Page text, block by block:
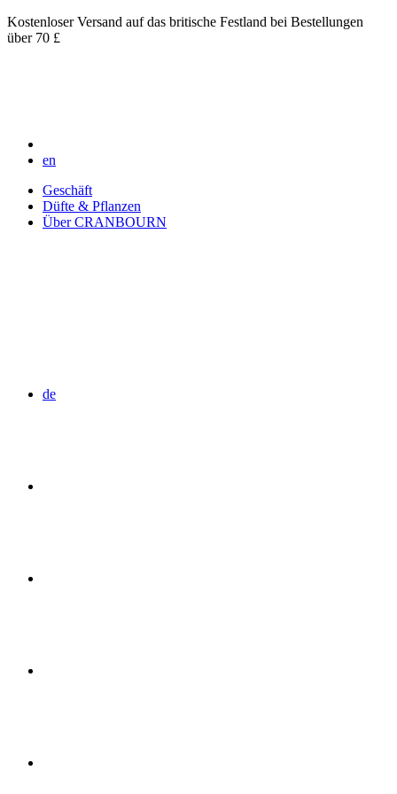
Kostenloser Versand auf das britische Festland bei Bestellungen
über 70 £
en
Geschäft
Düfte & Pflanzen
Über CRANBOURN
de